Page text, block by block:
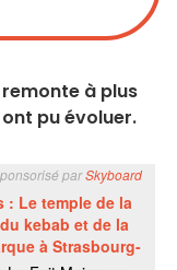
à plus
pu évoluer.